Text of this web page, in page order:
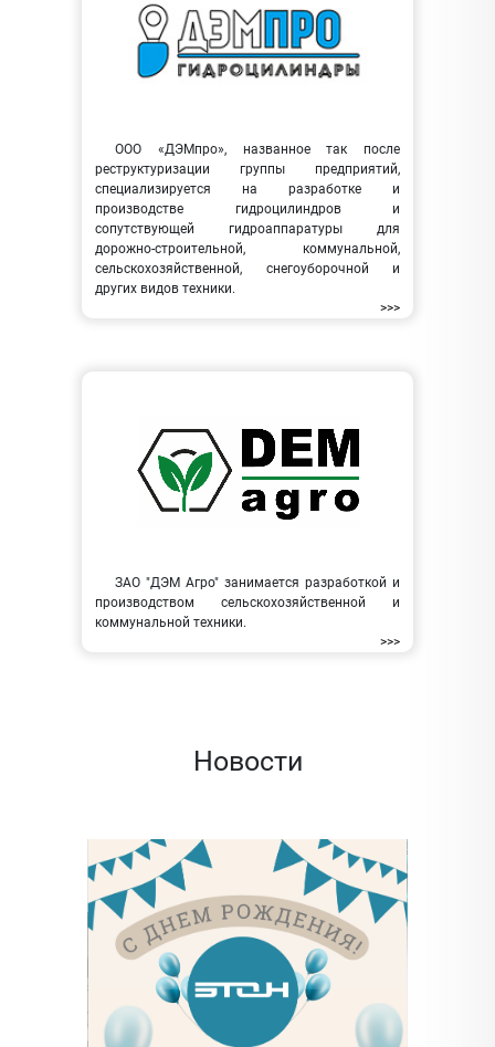
ООО «ДЭМпро», названное так после
реструктуризации группы предприятий,
специализируется на разработке и
производстве гидроцилиндров и
сопутствующей гидроаппаратуры для
дорожно-строительной, коммунальной,
сельскохозяйственной, снегоуборочной и
других видов техники.
>>>
ЗАО "ДЭМ Агро" занимается разработкой и
производством сельскохозяйственной и
коммунальной техники.
>>>
Новости